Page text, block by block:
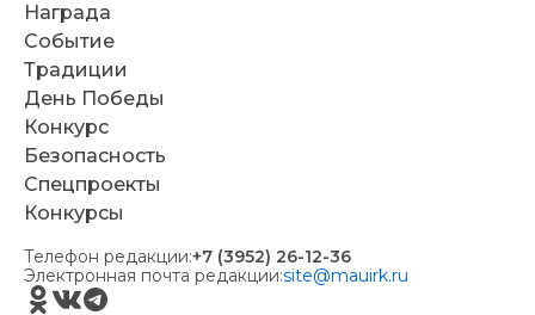
Награда
Событие
Традиции
День Победы
Конкурс
Безопасность
Спецпроекты
Конкурсы
Телефон редакции:+7 (3952) 26-12-36
Электронная почта редакции:site@mauirk.ru